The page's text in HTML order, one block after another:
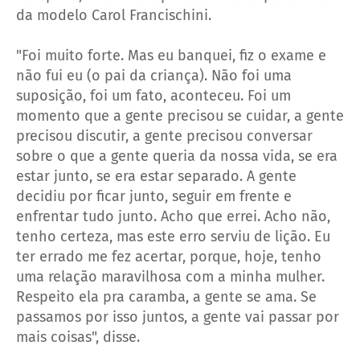
da modelo Carol Francischini.
"Foi muito forte. Mas eu banquei, fiz o exame e
não fui eu (o pai da criança). Não foi uma
suposição, foi um fato, aconteceu. Foi um
momento que a gente precisou se cuidar, a gente
precisou discutir, a gente precisou conversar
sobre o que a gente queria da nossa vida, se era
estar junto, se era estar separado. A gente
decidiu por ficar junto, seguir em frente e
enfrentar tudo junto. Acho que errei. Acho não,
tenho certeza, mas este erro serviu de lição. Eu
ter errado me fez acertar, porque, hoje, tenho
uma relação maravilhosa com a minha mulher.
Respeito ela pra caramba, a gente se ama. Se
passamos por isso juntos, a gente vai passar por
mais coisas", disse.